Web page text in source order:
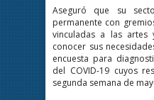
Aseguró que su
permanente con
vinculadas a las
conocer sus
encuesta para
del COVID-19 cuyos
segunda semana de